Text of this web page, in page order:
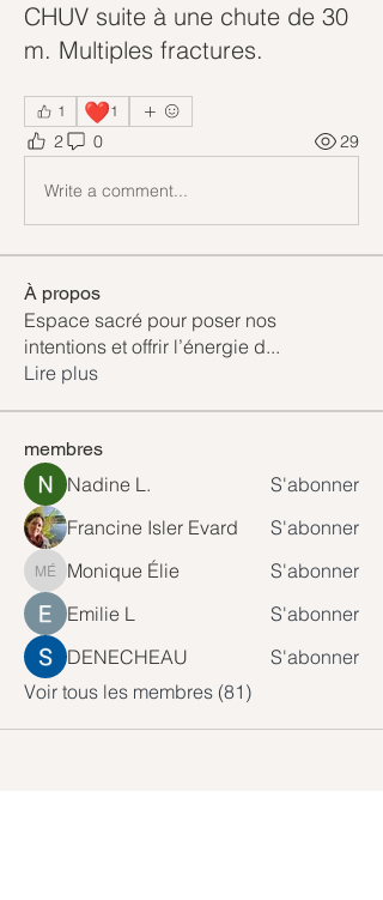
CHUV suite à une chute de 30
m. Multiples fractures.
1 ❤️1
2 0 29
Write a comment...
À propos
Espace sacré pour poser nos
intentions et offrir l’énergie d...
Lire plus
membres
Nadine L.
S'abonner
Francine Isler Evard
S'abonner
Monique Élie
Monique Élie
S'abonner
Emilie L
S'abonner
DENECHEAU
S'abonner
Voir tous les membres (81)